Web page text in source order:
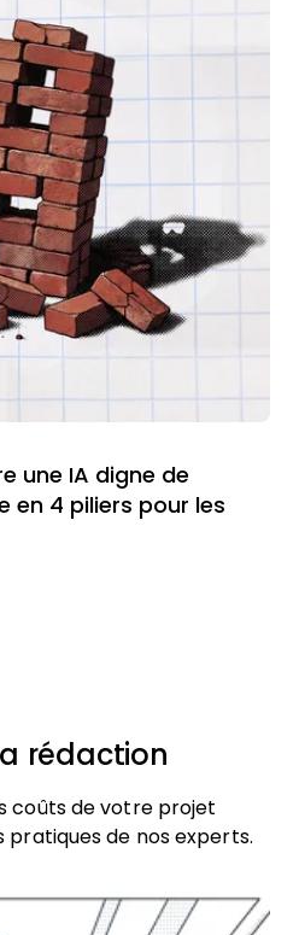
une IA digne de
en 4 piliers pour les
rédaction
coûts de votre projet
pratiques de nos experts.